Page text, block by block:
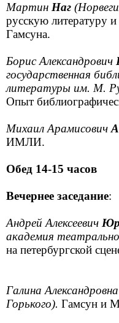
Мартин Наг
русскую литературу и
Гамсуна.
Борис Александрович
государственная
литературы им. М.
Опыт
Михаил Арамисович
ИМЛИ.
Обед 14-15 часов
Вечернее заседание:
Андрей Алексеевич
академия
на петербургской
Галина Александровна
Горького). Гамсун и